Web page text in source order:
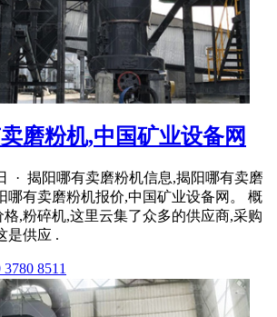
磨粉机,中国矿业设备网
· 揭阳哪有卖磨粉机信息,揭阳哪有卖磨
哪有卖磨粉机报价,中国矿业设备网。 概
,粉碎机,这里云集了众多的供应商,采购
是供应 .
8511